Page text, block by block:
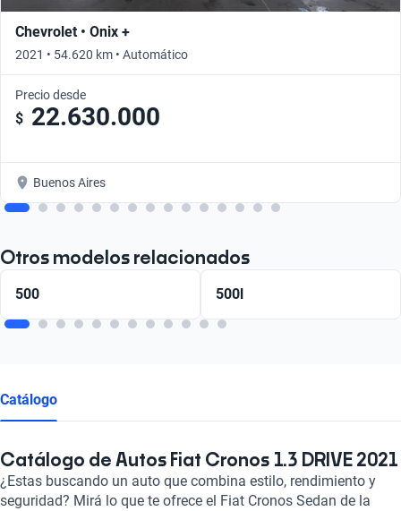
Chevrolet • Onix +
2021 • 54.620 km • Automático
Precio desde
$ 22.630.000
Buenos Aires
Otros modelos relacionados
500 500l
Catálogo
Catálogo de Autos Fiat Cronos 1.3 DRIVE 2021
¿Estas buscando un auto que combina estilo, rendimiento y
seguridad? Mirá lo que te ofrece el Fiat Cronos Sedan de la